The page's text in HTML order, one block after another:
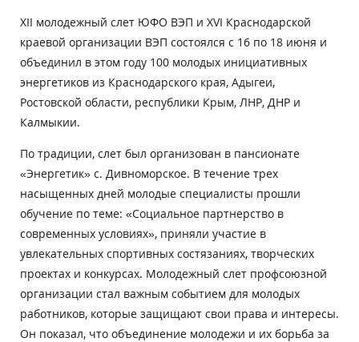
XII молодежный слет ЮФО ВЭП и XVI Краснодарской
краевой организации ВЭП состоялся с 16 по 18 июня и
объединил в этом году 100 молодых инициативных
энергетиков из Краснодарского края, Адыгеи,
Ростовской области, республики Крым, ЛНР, ДНР и
Калмыкии.
По традиции, слет был организован в пансионате
«Энергетик» с. Дивноморское. В течение трех
насыщенных дней молодые специалисты прошли
обучение по теме: «Социальное партнерство в
современных условиях», приняли участие в
увлекательных спортивных состязаниях, творческих
проектах и конкурсах. Молодежный слет профсоюзной
организации стал важным событием для молодых
работников, которые защищают свои права и интересы.
Он показал, что объединение молодежи и их борьба за